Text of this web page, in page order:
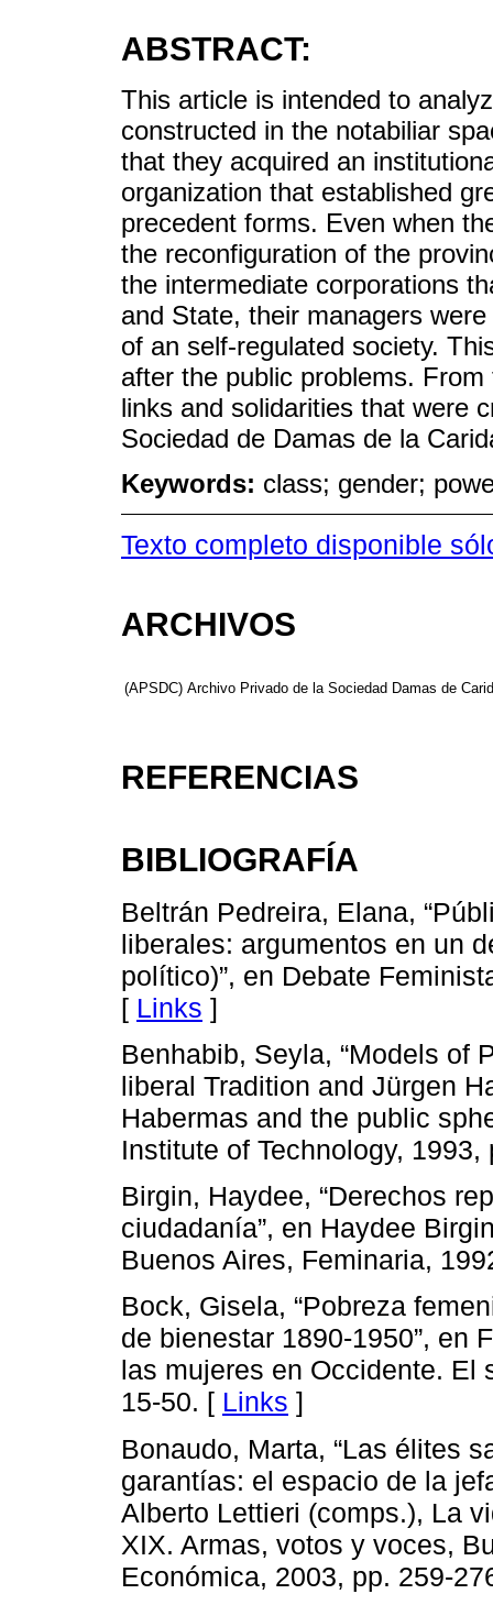
ABSTRACT:
This article is intended to
constructed in the notabiliar
that they acquired an
organization that established
precedent forms. Even when
the reconfiguration of the
the intermediate corporations
and State, their managers
of an self-regulated society.
after the public problems.
links and solidarities that were
Sociedad de Damas de la
Keywords: class; gender;
Texto completo disponible
ARCHIVOS
(APSDC) Archivo Privado de la Sociedad Damas de
REFERENCIAS
BIBLIOGRAFÍA
Beltrán Pedreira, Elana,
liberales: argumentos en un
político)”, en Debate
[ Links ]
Benhabib, Seyla, “Models of
liberal Tradition and Jürgen
Habermas and the public
Institute of Technology,
Birgin, Haydee, “Derechos
ciudadanía”, en Haydee
Buenos Aires, Feminaria,
Bock, Gisela, “Pobreza
de bienestar 1890-1950”, en
las mujeres en Occidente. El
15-50. [ Links ]
Bonaudo, Marta, “Las élites
garantías: el espacio de la
Alberto Lettieri (comps.), La
XIX. Armas, votos y voces,
Económica, 2003, pp. 259-